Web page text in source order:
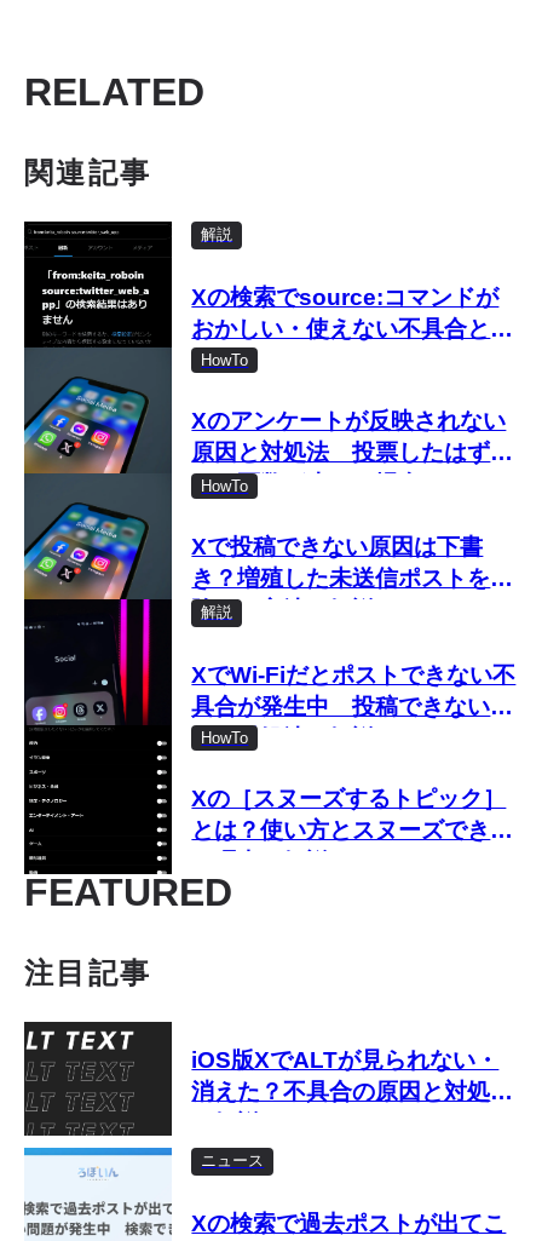
RELATED
関連記事
解説
Xの検索でsource:コマンドが
おかしい・使えない不具合と対
処法
HowTo
Xのアンケートが反映されない
原因と対処法 投票したはずな
のに票数が少ない場合は？
HowTo
Xで投稿できない原因は下書
き？増殖した未送信ポストを削
除する方法を解説
解説
XでWi-Fiだとポストできない不
具合が発生中 投稿できない原
因と対処法を解説
HowTo
Xの［スヌーズするトピック］
とは？使い方とスヌーズできな
FEATURED
注目記事
iOS版XでALTが見られない・
消えた？不具合の原因と対処法
ニュース
Xの検索で過去ポストが出てこ